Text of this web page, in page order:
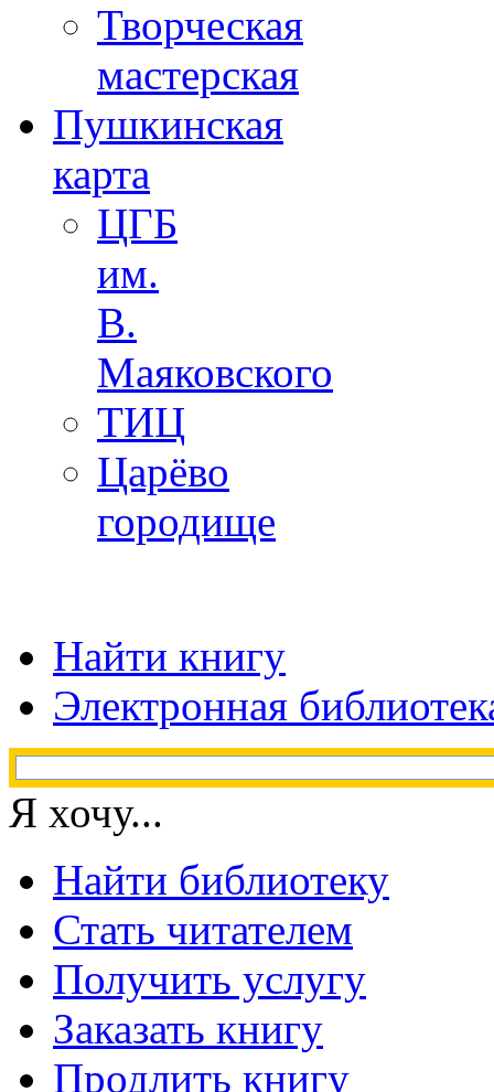
Творческая
мастерская
Пушкинская
карта
ЦГБ
им.
В.
Маяковского
ТИЦ
Царёво
городище
Найти книгу
Электронная
Я хочу...
Найти библиотеку
Стать читателем
Получить услугу
Заказать книгу
Продлить книгу